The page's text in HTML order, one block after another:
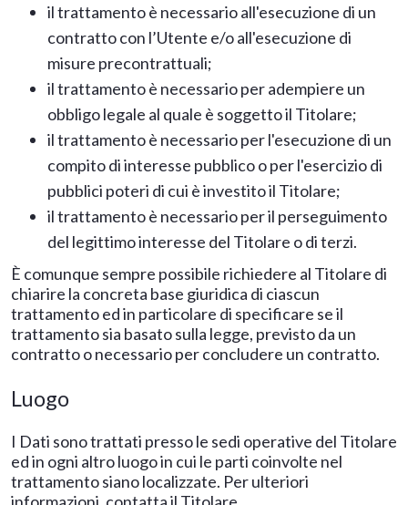
il trattamento è necessario all'esecuzione di un
contratto con l’Utente e/o all'esecuzione di
misure precontrattuali;
il trattamento è necessario per adempiere un
obbligo legale al quale è soggetto il Titolare;
il trattamento è necessario per l'esecuzione di un
compito di interesse pubblico o per l'esercizio di
pubblici poteri di cui è investito il Titolare;
il trattamento è necessario per il perseguimento
del legittimo interesse del Titolare o di terzi.
È comunque sempre possibile richiedere al Titolare di
chiarire la concreta base giuridica di ciascun
trattamento ed in particolare di specificare se il
trattamento sia basato sulla legge, previsto da un
contratto o necessario per concludere un contratto.
Luogo
I Dati sono trattati presso le sedi operative del Titolare
ed in ogni altro luogo in cui le parti coinvolte nel
trattamento siano localizzate. Per ulteriori